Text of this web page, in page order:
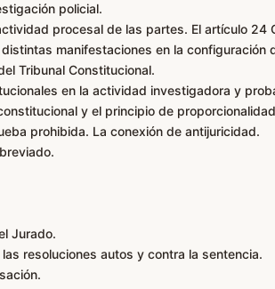
policial.
procesal de las partes. El artículo 24
manifestaciones en la configuración
Tribunal Constitucional.
en la actividad investigadora y
y el principio de
prohibida. La conexión de antijuricidad.
Jurado.
resoluciones autos y contra la sentencia.